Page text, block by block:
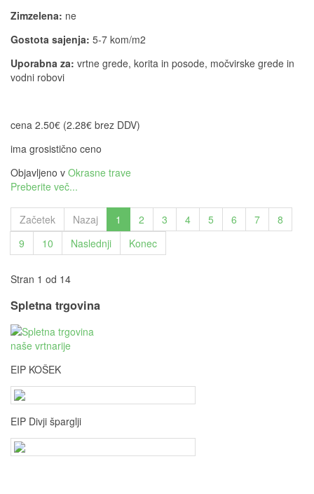
Zimzelena: ne
Gostota sajenja: 5-7 kom/m2
Uporabna za: vrtne grede, korita in posode, močvirske grede in
vodni robovi
cena 2.50€ (2.28€ brez DDV)
ima grosistično ceno
Objavljeno v Okrasne trave
Preberite več...
Začetek Nazaj 1 2 3 4 5 6 7
8
9
10 Naslednji Konec
Stran 1 od 14
Spletna trgovina
EIP KOŠEK
EIP Divji šparglji